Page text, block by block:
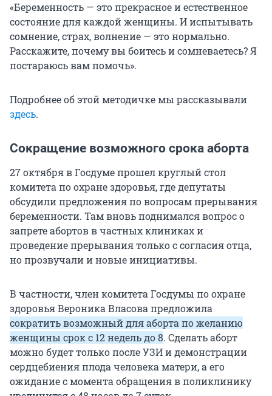
«Беременность — это прекрасное и естественное
состояние для каждой женщины. И испытывать
сомнение, страх, волнение — это нормально.
Расскажите, почему вы боитесь и сомневаетесь? Я
постараюсь вам помочь».
Подробнее об этой методичке мы рассказывали
здесь.
Сокращение возможного срока аборта
27 октября в Госдуме прошел круглый стол
комитета по охране здоровья, где депутаты
обсудили предложения по вопросам прерывания
беременности. Там вновь поднимался вопрос о
запрете абортов в частных клиниках и
проведение прерывания только с согласия отца,
но прозвучали и новые инициативы.
В частности, член комитета Госдумы по охране
здоровья Вероника Власова предложила
сократить возможный для аборта по желанию
женщины срок с 12 недель до 8. Сделать аборт
можно будет только после УЗИ и демонстрации
сердцебиения плода человека матери, а его
ожидание с момента обращения в поликлинику